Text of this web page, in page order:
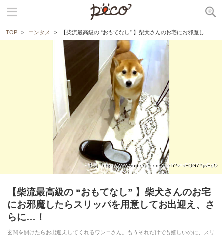
TOP エンタメ 【柴流最高級の “おもてなし” 】柴犬さんのお宅にお邪魔したらスリッパを用意してお出迎え、さらに…！
出典 : https://www.youtube.com/watch?v=sFQG7YjwEgQ
【柴流最高級の “おもてなし” 】柴犬さんのお宅
にお邪魔したらスリッパを用意してお出迎え、さ
らに…！
玄関を開けたらお出迎えしてくれるワンコさん。もうそれだけでも嬉しいのに、スリ